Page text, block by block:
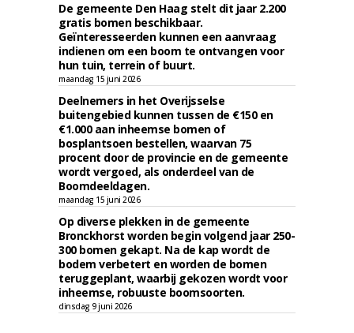
De gemeente Den Haag stelt dit jaar 2.200
gratis bomen beschikbaar.
Geïnteresseerden kunnen een aanvraag
indienen om een boom te ontvangen voor
hun tuin, terrein of buurt.
maandag 15 juni 2026
Deelnemers in het Overijsselse
buitengebied kunnen tussen de €150 en
€1.000 aan inheemse bomen of
bosplantsoen bestellen, waarvan 75
procent door de provincie en de gemeente
wordt vergoed, als onderdeel van de
Boomdeeldagen.
maandag 15 juni 2026
Op diverse plekken in de gemeente
Bronckhorst worden begin volgend jaar 250-
300 bomen gekapt. Na de kap wordt de
bodem verbetert en worden de bomen
teruggeplant, waarbij gekozen wordt voor
inheemse, robuuste boomsoorten.
dinsdag 9 juni 2026